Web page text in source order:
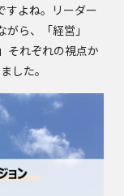
すよね。リーダー
ら、「経営」
それぞれの視点か
した。